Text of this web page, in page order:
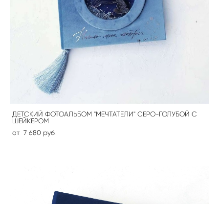
ДЕТСКИЙ ФОТОАЛЬБОМ "МЕЧТАТЕЛИ" СЕРО-ГОЛУБОЙ С
ШЕЙКЕРОМ
от 7 680 pуб.